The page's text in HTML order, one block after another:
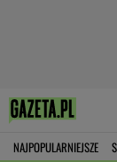
NAJPOPULARNIEJSZE